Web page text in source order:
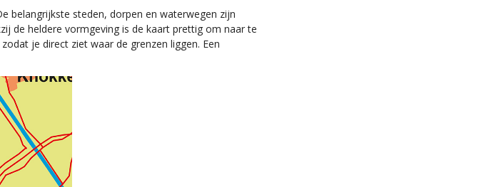
belangrijkste steden, dorpen en waterwegen zijn
de heldere vormgeving is de kaart prettig om naar te
je direct ziet waar de grenzen liggen. Een